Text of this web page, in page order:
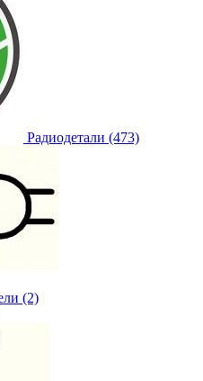
Радиодетали (473)
(2)